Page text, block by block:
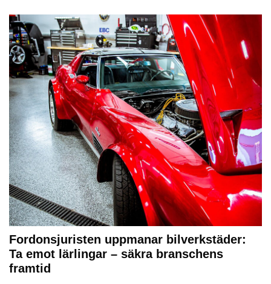
Fordonsjuristen uppmanar bilverkstäder:
Ta emot lärlingar – säkra branschens
framtid